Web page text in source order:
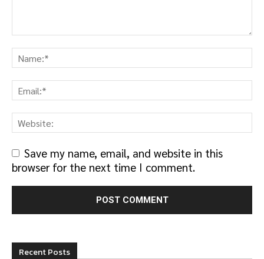
Save my name, email, and website in this
browser for the next time I comment.
Recent Posts